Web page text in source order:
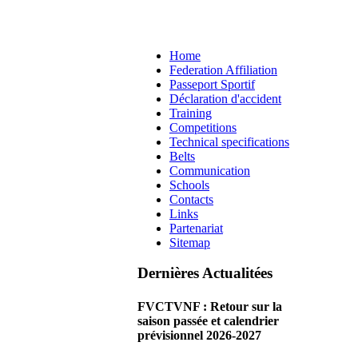
Home
Federation Affiliation
Passeport Sportif
Déclaration d'accident
Training
Competitions
Technical specifications
Belts
Communication
Schools
Contacts
Links
Partenariat
Sitemap
Dernières Actualitées
FVCTVNF : Retour sur la
saison passée et calendrier
prévisionnel 2026-2027